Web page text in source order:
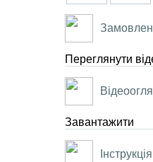
Переглянути
Завантажити